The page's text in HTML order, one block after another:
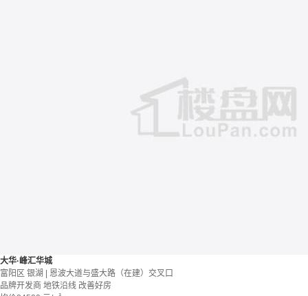
大华·峰汇华城
富阳区 银湖 | 恩波大道与盛大路（在建）交叉口
品牌开发商 地铁沿线 改善好房